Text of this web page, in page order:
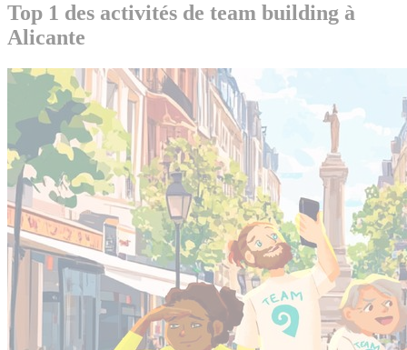
Top 1 des activités de team building à
Alicante